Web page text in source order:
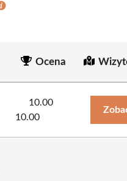
Ocena
10.00
10.00